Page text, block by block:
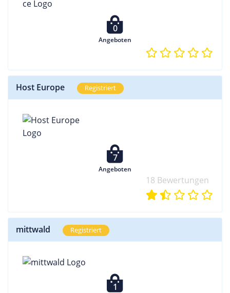
0
Angeboten
Host Europe Registriert
7
Angeboten
18 Bewertungen
mittwald Registriert
1